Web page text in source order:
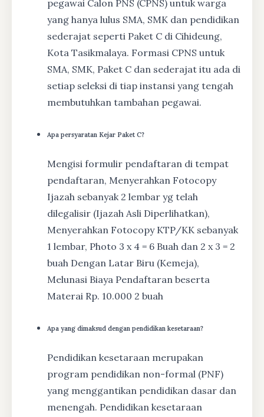
pegawai Calon PNS (CPNS) untuk warga
yang hanya lulus SMA, SMK dan pendidikan
sederajat seperti Paket C di Cihideung,
Kota Tasikmalaya. Formasi CPNS untuk
SMA, SMK, Paket C dan sederajat itu ada di
setiap seleksi di tiap instansi yang tengah
membutuhkan tambahan pegawai.
Apa persyaratan Kejar Paket C?
Mengisi formulir pendaftaran di tempat
pendaftaran, Menyerahkan Fotocopy
Ijazah sebanyak 2 lembar yg telah
dilegalisir (Ijazah Asli Diperlihatkan),
Menyerahkan Fotocopy KTP/KK sebanyak
1 lembar, Photo 3 x 4 = 6 Buah dan 2 x 3 = 2
buah Dengan Latar Biru (Kemeja),
Melunasi Biaya Pendaftaran beserta
Materai Rp. 10.000 2 buah
Apa yang dimaksud dengan pendidikan kesetaraan?
Pendidikan kesetaraan merupakan
program pendidikan non-formal (PNF)
yang menggantikan pendidikan dasar dan
menengah. Pendidikan kesetaraan